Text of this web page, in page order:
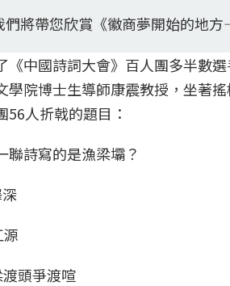
們將帶您欣賞《徽商夢開始的地
《中國詩詞大會》百人團多半數
學院博士生導師康震教授，坐
人折戟的題目：
聯詩寫的是漁梁壩？
頭爭渡喧